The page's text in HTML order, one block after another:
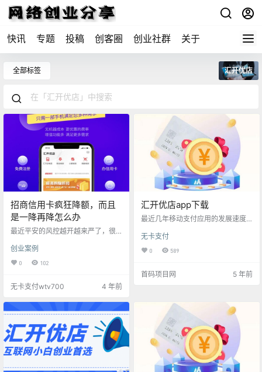
快讯 专题 投稿 创客圈 创业社群 关于
全部标签 汇开优店
招商信用卡疯狂降额，而且
是一降再降怎么办
最近平安的风控越开越来严了，很
的情况，是不是感觉都不敢还款
了？那么今天就给大家分享一下，
况。 由于疫情的影响，整体的经济
控是越来越严，导致很多小伙伴被
降额。那么如何避免这种情况呢？
在还款的时候不要一笔还清，以免
被降额，我们每次还账单的20%就
可以了…
创业案例
0 102
无卡支付wtv700 4 年前
汇开优店app下载
最近几年移动支付应用的发展速度
也已经成为了人们生活中的一种新
习惯。在多种移动支付形式当中扫
阔应用场景的NFC支付则因为设备
OS的推广而改变。 汇开优店咨询微:
YP2008YE 汇开优店为上市支付公
司汇付天下官方产品，背景实力强
大，持牌照经营，安全…
无卡支付
0 589
首码项目网 5 年前